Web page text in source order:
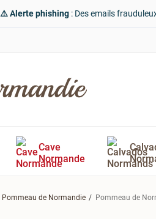
⚠️ Alerte phishing: Des emails
Cave
Normande
Pommeau de Normandie Pommeau de